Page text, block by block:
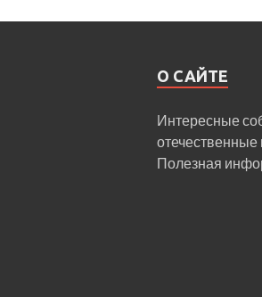
О САЙТЕ
Интересные
Полезная